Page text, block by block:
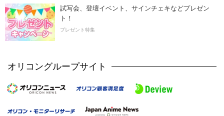
試写会、登壇イベント、サインチェキなどプレゼン
ト！
プレゼント特集
オリコングループサイト